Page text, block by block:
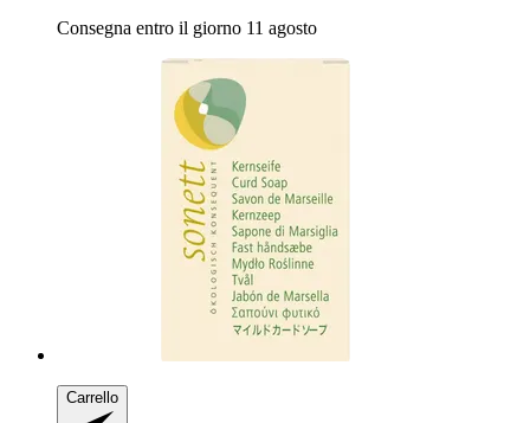
Consegna entro il giorno 11 agosto
Carrello